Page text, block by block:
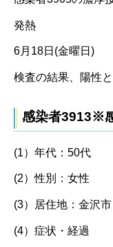
発熱
6月18日(金曜日)
検査の結果、陽性
感染者3913※
(1）年代：50代
(2）性別：女性
(3）居住地：金沢市
(4）症状・経過